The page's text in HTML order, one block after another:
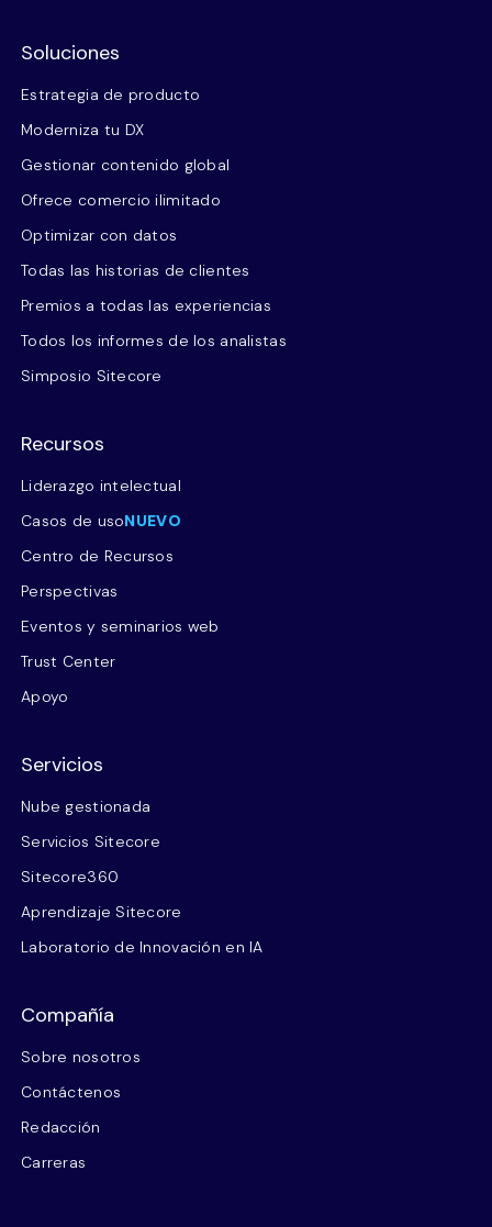
Soluciones
Estrategia de producto
Moderniza tu DX
Gestionar contenido global
Ofrece comercio ilimitado
Optimizar con datos
Todas las historias de clientes
Premios a todas las experiencias
Todos los informes de los analistas
Simposio Sitecore
Recursos
Liderazgo intelectual
Casos de usoNUEVO
Centro de Recursos
Perspectivas
Eventos y seminarios web
Trust Center
Apoyo
Servicios
Nube gestionada
Servicios Sitecore
Sitecore360
Aprendizaje Sitecore
Laboratorio de Innovación en IA
Compañía
Sobre nosotros
Contáctenos
Redacción
Carreras